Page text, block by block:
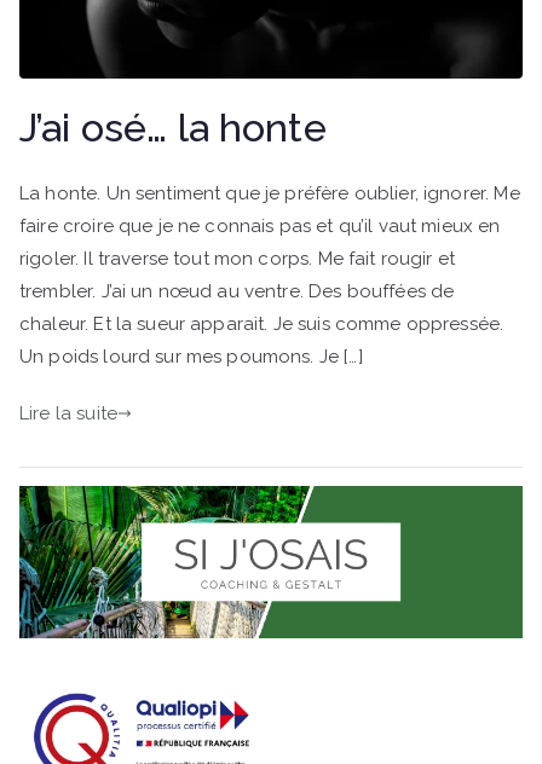
J’ai osé… la honte
La honte. Un sentiment que je préfère oublier, ignorer. Me
faire croire que je ne connais pas et qu’il vaut mieux en
rigoler. Il traverse tout mon corps. Me fait rougir et
trembler. J’ai un nœud au ventre. Des bouffées de
chaleur. Et la sueur apparait. Je suis comme oppressée.
Un poids lourd sur mes poumons. Je […]
Lire la suite